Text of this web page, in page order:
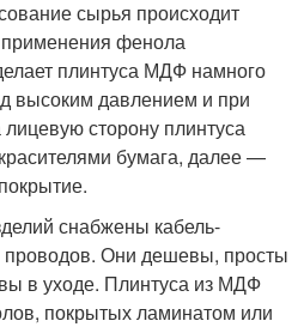
сырья происходит
фенола
плинтуса МДФ намного
высоким давлением и при
сторону плинтуса
бумага, далее —
снабжены кабель-
проводов. Они дешевы, просты
в уходе. Плинтуса из МДФ
покрытых ламинатом или